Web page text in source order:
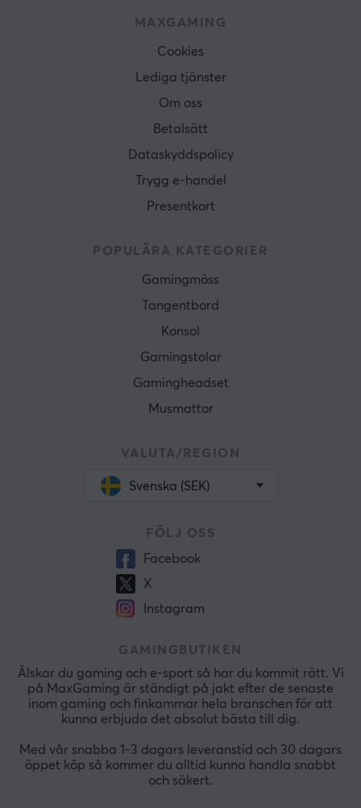
MAXGAMING
Cookies
Lediga tjänster
Om oss
Betalsätt
Dataskyddspolicy
Trygg e-handel
Presentkort
POPULÄRA KATEGORIER
Gamingmöss
Tangentbord
Konsol
Gamingstolar
Gamingheadset
Musmattor
VALUTA/REGION
Svenska (SEK)
FÖLJ OSS
Facebook
X
Instagram
GAMINGBUTIKEN
Älskar du gaming och e-sport så har du kommit rätt. Vi
på MaxGaming är ständigt på jakt efter de senaste
inom gaming och finkammar hela branschen för att
kunna erbjuda det absolut bästa till dig.
Med vår snabba 1-3 dagars leveranstid och 30 dagars
öppet köp så kommer du alltid kunna handla snabbt
och säkert.